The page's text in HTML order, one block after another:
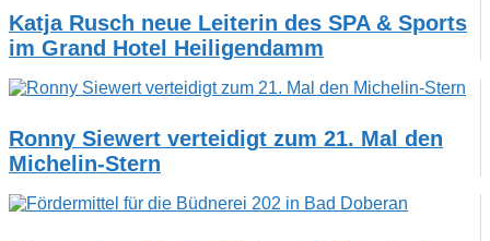
Katja Rusch neue Leiterin des SPA & Sports
im Grand Hotel Heiligendamm
Ronny Siewert verteidigt zum 21. Mal den
Michelin-Stern